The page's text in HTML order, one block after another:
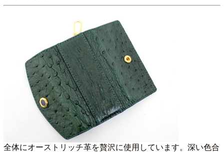
全体にオーストリッチ革を贅沢に使用しています。深い色合